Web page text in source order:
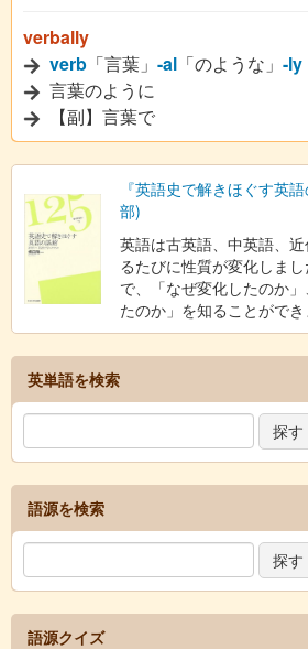
verbally
verb 「言葉」 -al 「のような」 -ly
言葉のように
【副】言葉で
『英語史で解きほぐす英
部)
英語は古英語、中英語、
るたびに性質が変化しま
で、「なぜ変化したのか
たのか」を知ることができ
英単語を検索
語源を検索
語源クイズ